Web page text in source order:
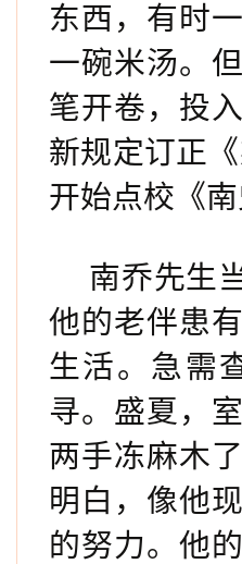
东西，有时
一碗米汤。
笔开卷，投
新规定订正
开始点校《
南乔先生
他的老伴患
生活。急需
寻。盛夏，
两手冻麻木
明白，像他
的努力。他